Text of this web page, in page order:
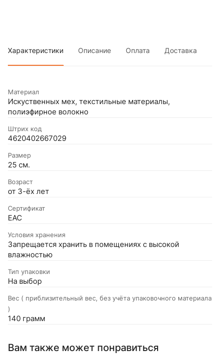
Характеристики Описание Оплата Доставка
Материал
Искуственных мех, текстильные материалы,
полиэфирное волокно
Штрих код
4620402667029
Размер
25 см.
Возраст
от 3-ёх лет
Сертификат
EAC
Условия хранения
Запрещается хранить в помещениях с высокой
влажностью
Тип упаковки
На выбор
Вес ( приблизительный вес, без учёта упаковочного материала
)
140 грамм
Вам также может понравиться